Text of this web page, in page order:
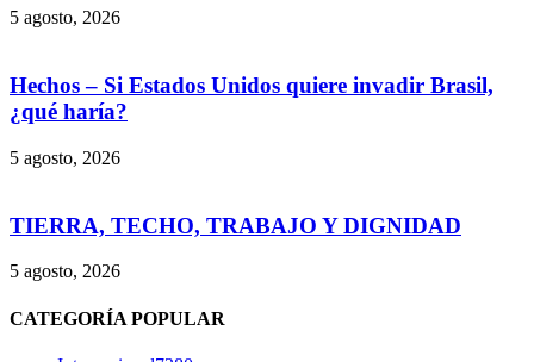
5 agosto, 2026
Hechos – Si Estados Unidos quiere invadir Brasil,
¿qué haría?
5 agosto, 2026
TIERRA, TECHO, TRABAJO Y DIGNIDAD
5 agosto, 2026
CATEGORÍA POPULAR